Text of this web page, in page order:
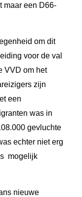
maar een D66-
om dit
voor de val
VVD om het
zijn
een
was in
gevluchte
echter niet erg
mogelijk
nieuwe